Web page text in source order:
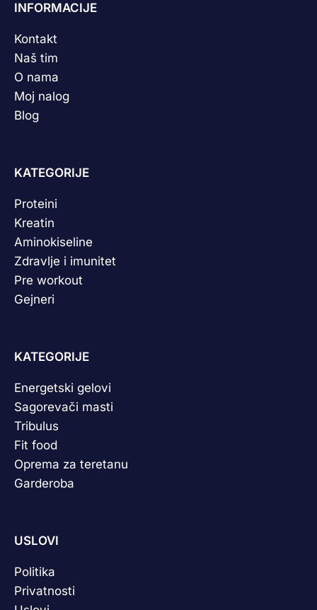
INFORMACIJE
Kontakt
Naš tim
O nama
Moj nalog
Blog
KATEGORIJE
Proteini
Kreatin
Aminokiseline
Zdravlje i imunitet
Pre workout
Gejneri
KATEGORIJE
Energetski gelovi
Sagorevači masti
Tribulus
Fit food
Oprema za teretanu
Garderoba
USLOVI
Politika
Privatnosti